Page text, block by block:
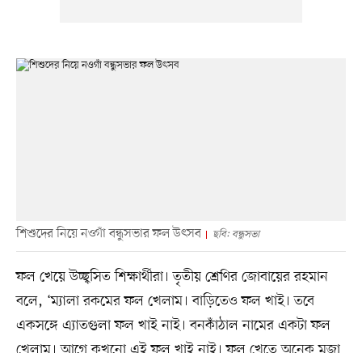
শিশুদের নিয়ে নওগাঁ বন্ধুসভার ফল উৎসব ছবি: বন্ধুসভা
ফল খেয়ে উচ্ছ্বসিত শিক্ষার্থীরা। তৃতীয় শ্রেণির জোবায়ের রহমান
বলে, ‘ম্যালা রকমের ফল খেলাম। বাড়িতেও ফল খাই। তবে
একসঙ্গে এ্যাতগুলা ফল খাই নাই। বনকাঁঠাল নামের একটা ফল